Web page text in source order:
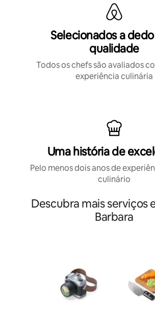
Selecionados a
qualidade
Todos os chefs são avaliados
experiência culinária
Uma história de
Pelo menos dois anos de
culinário
Descubra mais serviços
Barbara